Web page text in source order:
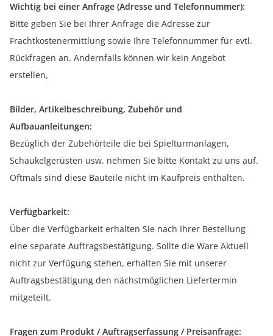
Wichtig bei einer Anfrage (Adresse und Telefonnummer):
Bitte geben Sie bei Ihrer Anfrage die Adresse zur
Frachtkostenermittlung sowie Ihre Telefonnummer für evtl.
Rückfragen an. Andernfalls können wir kein Angebot
erstellen,
Bilder, Artikelbeschreibung, Zubehör und
Aufbauanleitungen:
Bezüglich der Zubehörteile die bei Spielturmanlagen,
Schaukelgerüsten usw. nehmen Sie bitte Kontakt zu uns auf.
Oftmals sind diese Bauteile nicht im Kaufpreis enthalten.
Verfügbarkeit:
Über die Verfügbarkeit erhalten Sie nach Ihrer Bestellung
eine separate Auftragsbestätigung. Sollte die Ware Aktuell
nicht zur Verfügung stehen, erhalten Sie mit unserer
Auftragsbestätigung den nächstmöglichen Liefertermin
mitgeteilt.
Fragen zum Produkt / Auftragserfassung / Preisanfrage: